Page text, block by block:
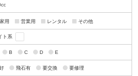
用 営業用 レンタル その他
ト系
B C D E
飛石有 要交換 要修理